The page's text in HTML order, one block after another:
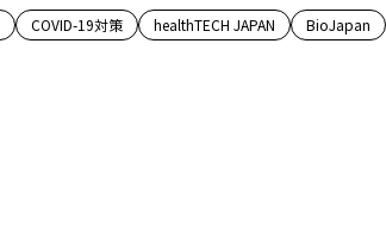
COVID-19対策 healthTECH JAPAN BioJapan